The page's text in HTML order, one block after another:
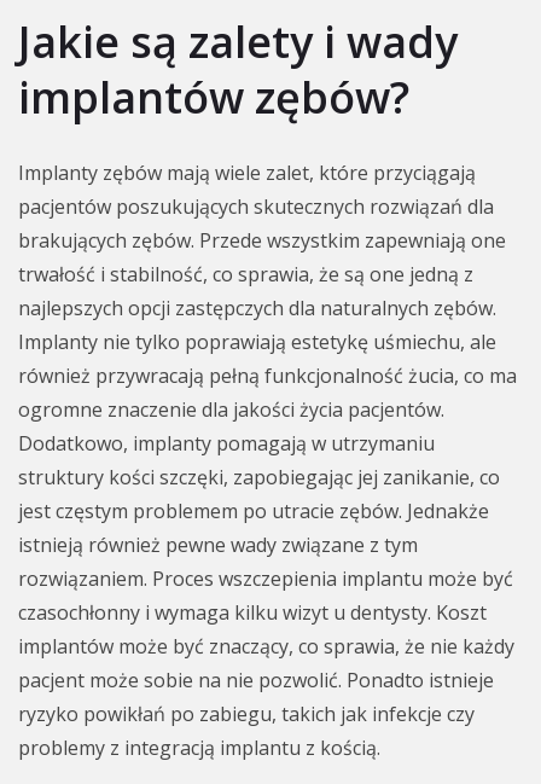
Jakie są zalety i wady
implantów zębów?
Implanty zębów mają wiele zalet, które przyciągają
pacjentów poszukujących skutecznych rozwiązań dla
brakujących zębów. Przede wszystkim zapewniają one
trwałość i stabilność, co sprawia, że są one jedną z
najlepszych opcji zastępczych dla naturalnych zębów.
Implanty nie tylko poprawiają estetykę uśmiechu, ale
również przywracają pełną funkcjonalność żucia, co ma
ogromne znaczenie dla jakości życia pacjentów.
Dodatkowo, implanty pomagają w utrzymaniu
struktury kości szczęki, zapobiegając jej zanikanie, co
jest częstym problemem po utracie zębów. Jednakże
istnieją również pewne wady związane z tym
rozwiązaniem. Proces wszczepienia implantu może być
czasochłonny i wymaga kilku wizyt u dentysty. Koszt
implantów może być znaczący, co sprawia, że nie każdy
pacjent może sobie na nie pozwolić. Ponadto istnieje
ryzyko powikłań po zabiegu, takich jak infekcje czy
problemy z integracją implantu z kością.